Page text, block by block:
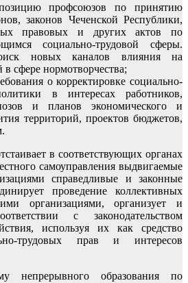
профсоюзов по принятию
законов Чеченской Республики,
правовых и других актов по
социально-трудовой сферы.
новых каналов влияния на
сфере нормотворчества;
о корректировке социально-
в интересах работников,
и планов экономического и
территорий, проектов бюджетов,
в соответствующих органах
самоуправления выдвигаемые
справедливые и законные
проведение коллективных
организациями, организует и
с законодательством
используя их как средство
трудовых прав и интересов
непрерывного образования по